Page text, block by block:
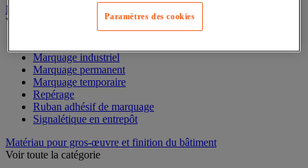
Marquage
Voir toute la catégorie
Marquage industriel
Marquage permanent
Marquage temporaire
Repérage
Ruban adhésif de marquage
Signalétique en entrepôt
Matériau pour gros-œuvre et finition du bâtiment
Voir toute la catégorie
Paramètres des cookies